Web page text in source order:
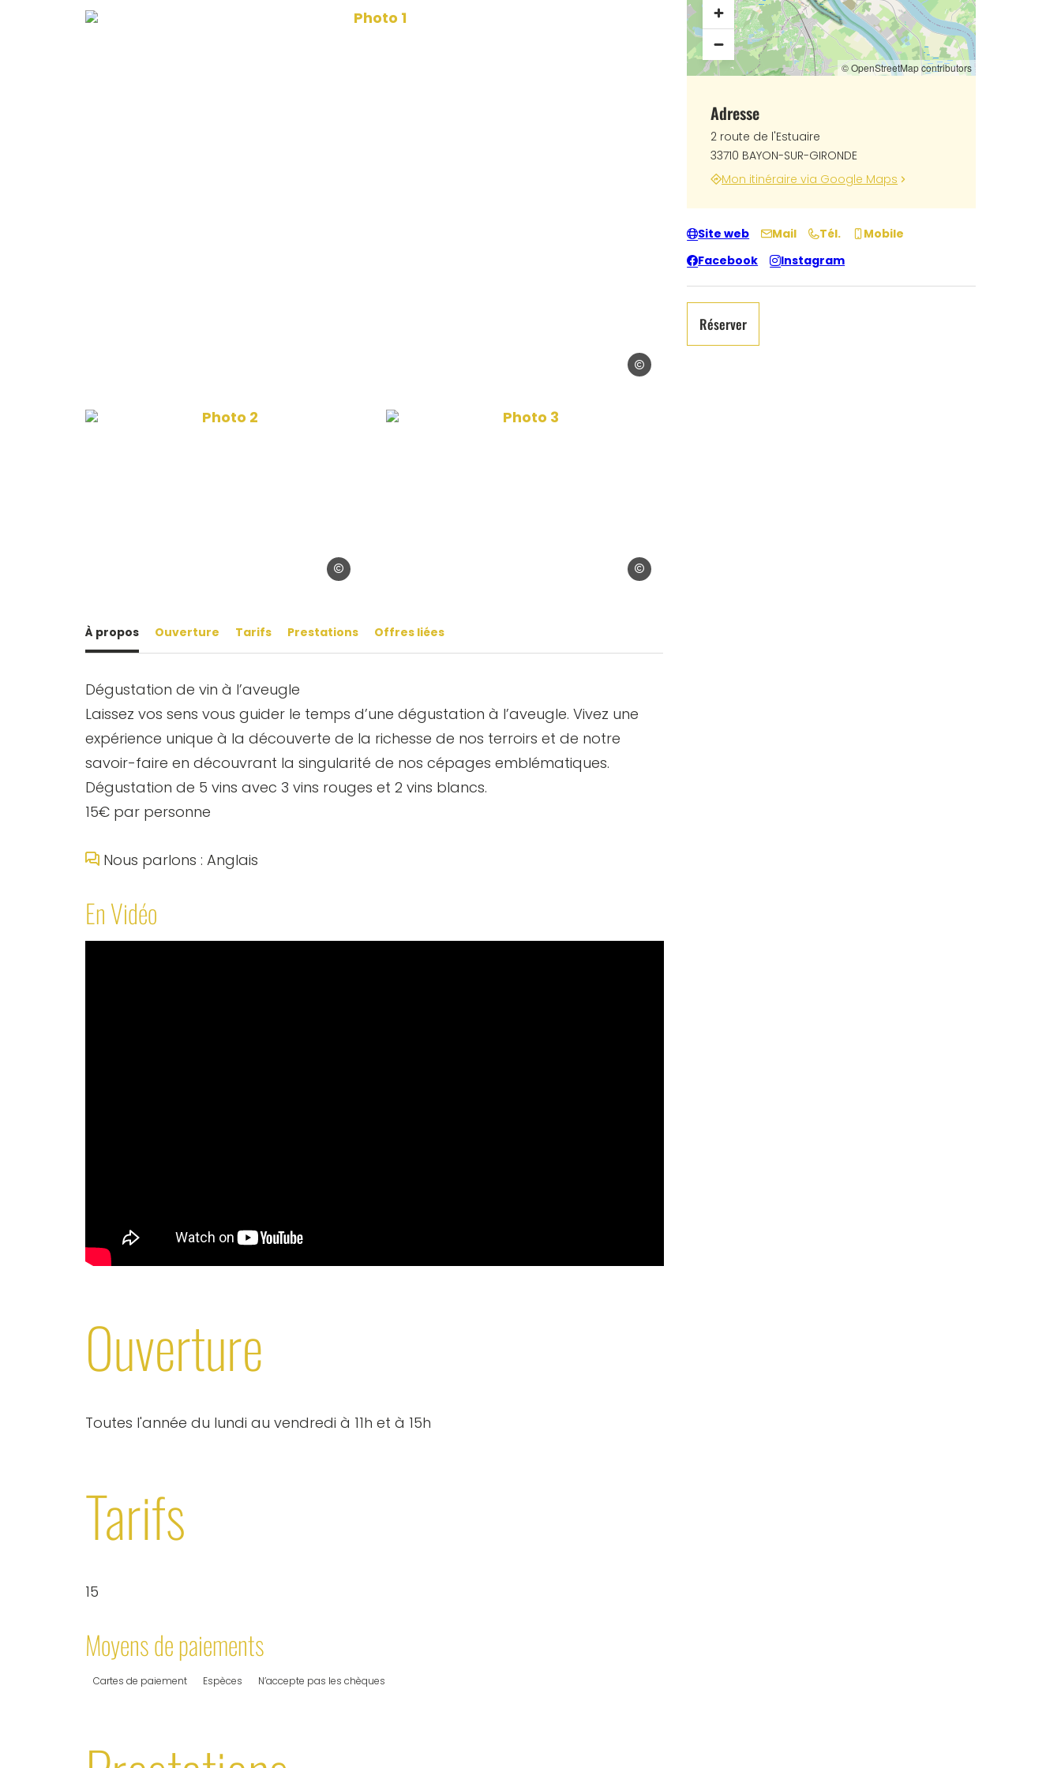
Photo 1, © Haut Relief
Haut Relief
Photo 2, © Château Eyquem
Château Eyquem
Photo 3, © Haut Relief
Haut Relief
À propos Ouverture Tarifs Prestations Offres liées
Dégustation de vin à l’aveugle
Laissez vos sens vous guider le temps d’une dégustation à l’aveugle. Vivez une
expérience unique à la découverte de la richesse de nos terroirs et de notre
savoir-faire en découvrant la singularité de nos cépages emblématiques.
Dégustation de 5 vins avec 3 vins rouges et 2 vins blancs.
15€ par personne
Nous parlons : Anglais
En Vidéo
Ouverture
Toutes l'année du lundi au vendredi à 11h et à 15h
Tarifs
15
Moyens de paiements
Cartes de paiement Espèces N’accepte pas les chèques
© OpenStreetMap contributors
Adresse
2 route de l'Estuaire
33710 BAYON-SUR-GIRONDE
Mon itinéraire via Google Maps
Site web Mail Tél.
Mobile
Facebook
Instagram
Réserver